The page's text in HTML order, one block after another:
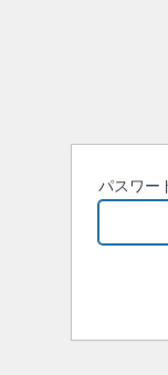
パスワー